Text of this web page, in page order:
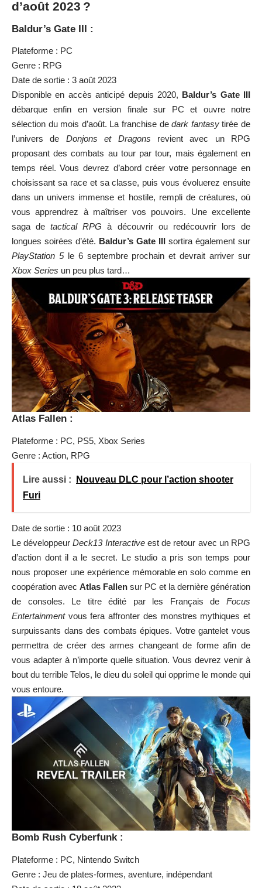
d’août 2023 ?
Baldur’s Gate III :
Plateforme : PC
Genre : RPG
Date de sortie : 3 août 2023
Disponible en accès anticipé depuis 2020, Baldur’s Gate III
débarque enfin en version finale sur PC et ouvre notre
sélection du mois d’août. La franchise dedark fantasytirée de
l’univers de Donjons et Dragons revient avec un RPG
proposant des combats au tour par tour, mais également en
temps réel. Vous devrez d’abord créer votre personnage en
choisissant sa race et sa classe, puis vous évoluerez ensuite
dans un univers immense et hostile, rempli de créatures, où
vous apprendrez à maîtriser vos pouvoirs. Une excellente
saga detactical RPGà découvrir ou redécouvrir lors de
longues soirées d’été. Baldur’s Gate III sortira également sur
PlayStation 5le 6 septembre prochain et devrait arriver sur
Xbox Series un peu plus tard…
Atlas Fallen :
Plateforme : PC, PS5, Xbox Series
Genre : Action, RPG
Lire aussi :
Nouveau DLC pour l’action shooter
Furi
Date de sortie : 10 août 2023
Le développeurDeck13 Interactive est de retour avec un RPG
d’action dont il a le secret. Le studio a pris son temps pour
nous proposer une expérience mémorable en solo comme en
coopération avec Atlas Fallen sur PC et la dernière génération
de consoles. Le titre édité par les Français de Focus
Entertainmentvous fera affronter des monstres mythiques et
surpuissants dans des combats épiques. Votre gantelet vous
permettra de créer des armes changeant de forme afin de
vous adapter à n’importe quelle situation. Vous devrez venir à
bout du terrible Telos, le dieu du soleil qui opprime le monde qui
vous entoure.
Bomb Rush Cyberfunk :
Plateforme : PC, Nintendo Switch
Genre : Jeu de plates-formes, aventure, indépendant